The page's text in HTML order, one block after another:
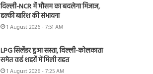
दिल्ली-NCR में मौसम का बदलेगा मिजाज,
हल्की बारिश की संभावना
1 August 2026 - 7:51 AM
LPG सिलेंडर हुआ सस्ता, दिल्ली-कोलकाता
समेत कई शहरों में मिली राहत
1 August 2026 - 7:25 AM